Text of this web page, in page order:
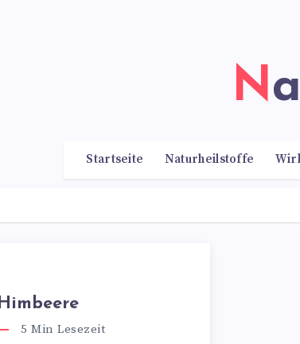
Startseite Naturheilstoffe
Himbeere
5 Min Lesezeit